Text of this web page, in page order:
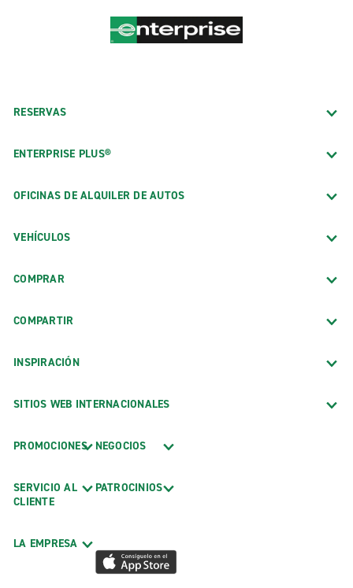
RESERVAS
ENTERPRISE PLUS®
OFICINAS DE ALQUILER DE AUTOS
VEHÍCULOS
COMPRAR
COMPARTIR
INSPIRACIÓN
SITIOS WEB INTERNACIONALES
PROMOCIONES
SERVICIO AL
CLIENTE
LA EMPRESA
NEGOCIOS
PATROCINIOS